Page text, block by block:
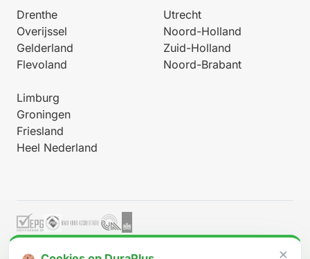
Drenthe
Overijssel
Gelderland
Flevoland
Utrecht
Noord-Holland
Zuid-Holland
Noord-Brabant
Limburg
Groningen
Friesland
Heel Nederland
Werkt onder BRL 9500-W (procescertificaat EPG2023-47W)
×